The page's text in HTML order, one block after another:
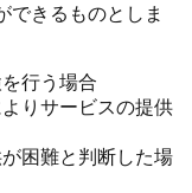
できるものとしま
行う場合
りサービスの提供
困難と判断した場